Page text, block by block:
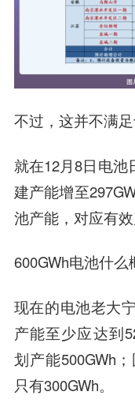
不过，这并不满
就在12月8日电池
建产能增至
池产能， 对应有效
600GWh电池什么
现在的电池老大
产能至少应达到
划产能500GWh；
只有300GWh。